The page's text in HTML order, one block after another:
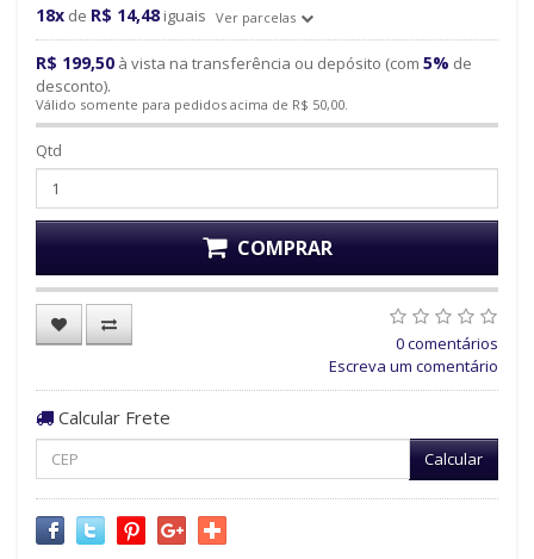
18x de R$ 14,48 iguais Ver parcelas
R$ 199,50 à vista na transferência ou depósito (com 5% de
desconto).
Válido somente para pedidos acima de R$ 50,00.
Qtd
COMPRAR
0 comentários
Escreva um comentário
Calcular Frete
Calcular